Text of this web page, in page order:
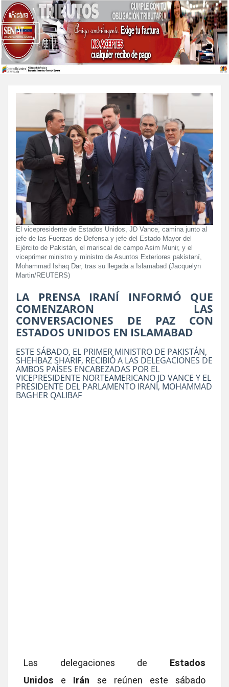
El vicepresidente de Estados Unidos, JD Vance, camina junto al
jefe de las Fuerzas de Defensa y jefe del Estado Mayor del
Ejército de Pakistán, el mariscal de campo Asim Munir, y el
viceprimer ministro y ministro de Asuntos Exteriores pakistaní,
Mohammad Ishaq Dar, tras su llegada a Islamabad (Jacquelyn
Martin/REUTERS)
LA PRENSA IRANÍ INFORMÓ QUE
COMENZARON LAS
CONVERSACIONES DE PAZ CON
ESTADOS UNIDOS EN ISLAMABAD
ESTE SÁBADO, EL PRIMER MINISTRO DE PAKISTÁN,
SHEHBAZ SHARIF, RECIBIÓ A LAS DELEGACIONES DE
AMBOS PAÍSES ENCABEZADAS POR EL
VICEPRESIDENTE NORTEAMERICANO JD VANCE Y EL
PRESIDENTE DEL PARLAMENTO IRANÍ, MOHAMMAD
BAGHER QALIBAF
Las delegaciones de Estados
Unidos
e Irán se reúnen este sábado